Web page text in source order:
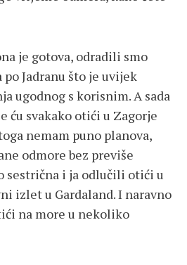
je gotova, odradili smo
Jadranu što je uvijek
ugodnog s korisnim. A sada
ću svakako otići u Zagorje
nemam puno planova,
odmore bez previše
sestrična i ja odlučili otići u
izlet u Gardaland. I naravno
na more u nekoliko